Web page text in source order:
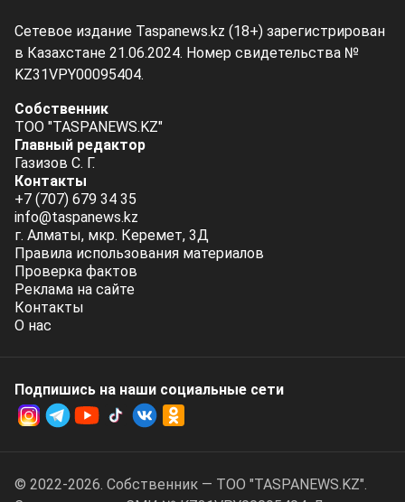
Сетевое издание Taspanews.kz (18+) зарегистрирован
в Казахстане 21.06.2024. Номер свидетельства №
KZ31VPY00095404.
Собственник
ТОО "TASPANEWS.KZ"
Главный редактор
Газизов С. Г.
Контакты
+7 (707) 679 34 35
info@taspanews.kz
г. Алматы, мкр. Керемет, 3Д
Правила использования материалов
Проверка фактов
Реклама на сайте
Контакты
О нас
Подпишись на наши социальные cети
© 2022-2026. Собственник — ТОО "TASPANEWS.KZ".